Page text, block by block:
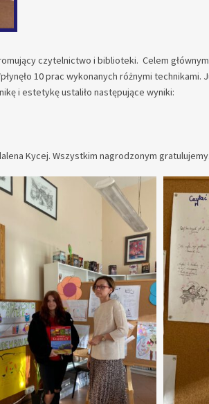
czytelnictwo i biblioteki. Celem
10 prac wykonanych różnymi technikami.
i estetykę ustaliło następujące wyniki:
Kycej. Wszystkim nagrodzonym gratulujemy.